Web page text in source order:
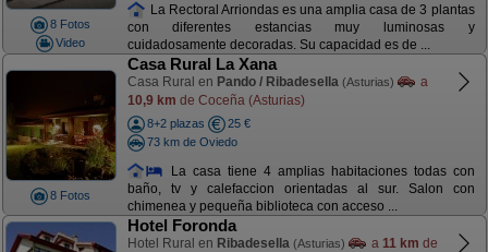
8 Fotos
Video
La Rectoral Arriondas es una amplia casa de 3 plantas
con diferentes estancias muy luminosas y
cuidadosamente decoradas. Su capacidad es de ...
8 Fotos
Casa Rural La Xana
Casa Rural en Pando / Ribadesella (Asturias)
a
10,9 km de Coceña (Asturias)
8+2 plazas
25 €
73 km de Oviedo
La casa tiene 4 amplias habitaciones todas con
baño, tv y calefaccion orientadas al sur. Salon con
chimenea y pequeña biblioteca con acceso ...
Hotel Foronda
Hotel Rural en Ribadesella (Asturias) a 11 km de